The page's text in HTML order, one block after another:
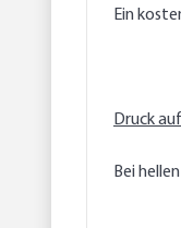
Ein
Druck
Bei